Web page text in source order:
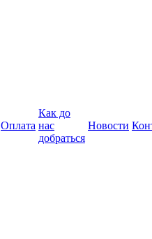
Оплата
Как до
нас
добраться
Новости